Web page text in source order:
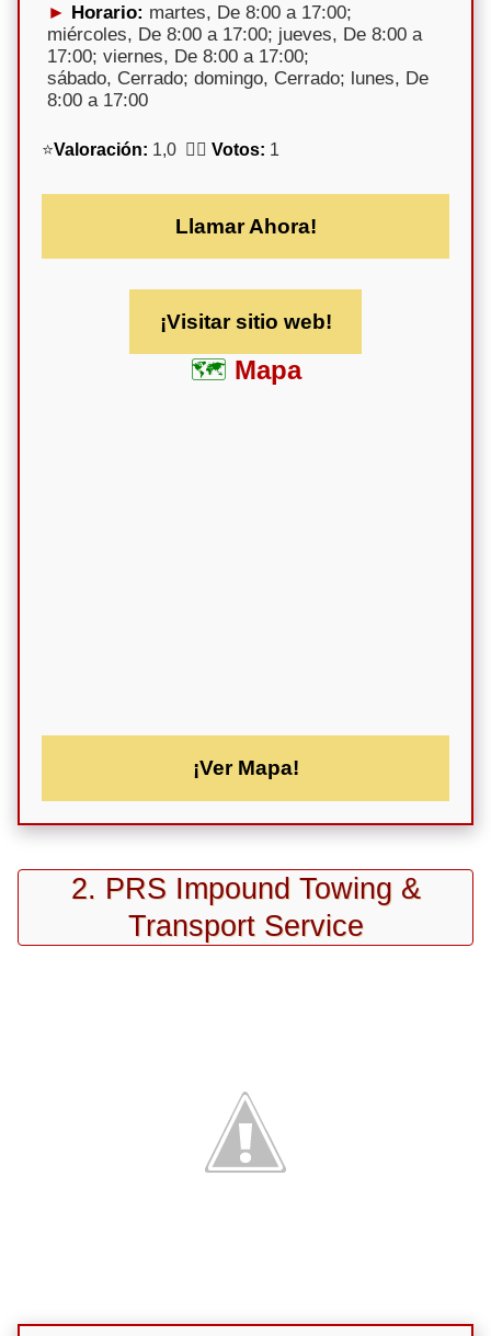
Horario: martes, De 8:00 a 17:00;
miércoles, De 8:00 a 17:00; jueves, De 8:00 a
17:00; viernes, De 8:00 a 17:00;
sábado, Cerrado; domingo, Cerrado; lunes, De
8:00 a 17:00
⭐Valoración: 1,0 🕵️‍♀️ Votos: 1
Llamar Ahora!
¡Visitar sitio web!
Mapa
¡Ver Mapa!
2. PRS Impound Towing &
Transport Service